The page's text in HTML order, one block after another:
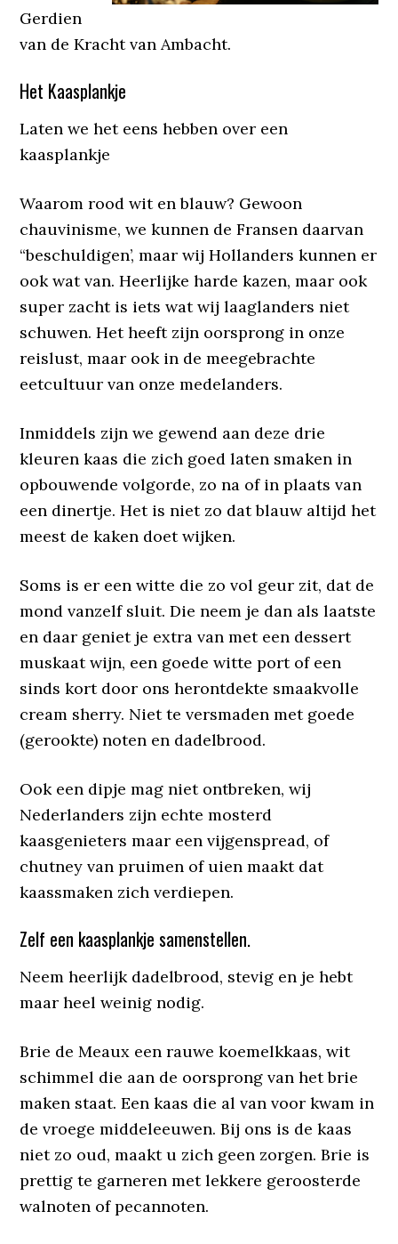
Gerdien
van de Kracht van Ambacht.
Het Kaasplankje
Laten we het eens hebben over een
kaasplankje
Waarom rood wit en blauw? Gewoon
chauvinisme, we kunnen de Fransen daarvan
“beschuldigen’, maar wij Hollanders kunnen er
ook wat van. Heerlijke harde kazen, maar ook
super zacht is iets wat wij laaglanders niet
schuwen. Het heeft zijn oorsprong in onze
reislust, maar ook in de meegebrachte
eetcultuur van onze medelanders.
Inmiddels zijn we gewend aan deze drie
kleuren kaas die zich goed laten smaken in
opbouwende volgorde, zo na of in plaats van
een dinertje. Het is niet zo dat blauw altijd het
meest de kaken doet wijken.
Soms is er een witte die zo vol geur zit, dat de
mond vanzelf sluit. Die neem je dan als laatste
en daar geniet je extra van met een dessert
muskaat wijn, een goede witte port of een
sinds kort door ons herontdekte smaakvolle
cream sherry. Niet te versmaden met goede
(gerookte) noten en dadelbrood.
Ook een dipje mag niet ontbreken, wij
Nederlanders zijn echte mosterd
kaasgenieters maar een vijgenspread, of
chutney van pruimen of uien maakt dat
kaassmaken zich verdiepen.
Zelf een kaasplankje samenstellen.
Neem heerlijk dadelbrood, stevig en je hebt
maar heel weinig nodig.
Brie de Meaux een rauwe koemelkkaas, wit
schimmel die aan de oorsprong van het brie
maken staat. Een kaas die al van voor kwam in
de vroege middeleeuwen. Bij ons is de kaas
niet zo oud, maakt u zich geen zorgen. Brie is
prettig te garneren met lekkere geroosterde
walnoten of pecannoten.